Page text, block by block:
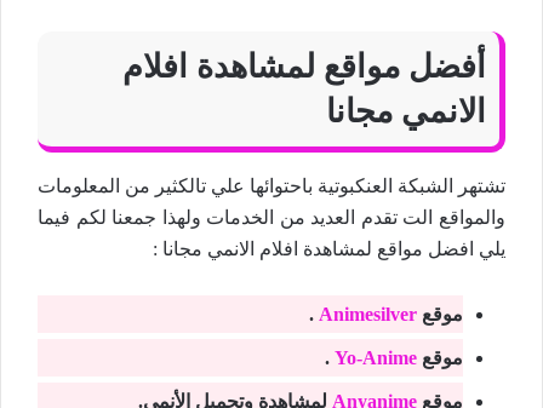
أفضل مواقع لمشاهدة افلام
الانمي مجانا
تشتهر الشبكة العنكبوتية باحتوائها علي تالكثير من المعلومات
والمواقع الت تقدم العديد من الخدمات ولهذا جمعنا لكم فيما
يلي افضل مواقع لمشاهدة افلام الانمي مجانا :
موقع Animesilver
.
موقع Yo-Anime
.
موقع Anyanime لمشاهدة وتحميل الأنمي.